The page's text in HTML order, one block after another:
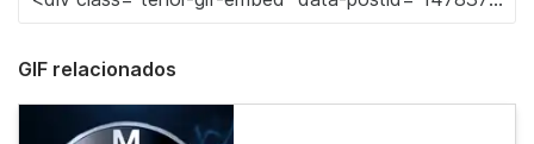
GIF relacionados